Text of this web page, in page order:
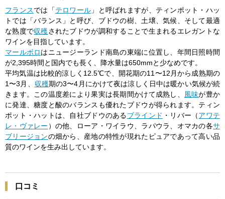
フランスでは「テロワール 」と呼ばれますが、ティンポット・ハッ
トでは「バランス」と呼び、ブドウの樹、土壌、気候、そして最適
な熟度で収穫されたブドウが調和することで生まれるエレガントな
ワインを目指しています。
マールボロはニュージーランド南島の東端に位置し、年間日照時間
が2,395時間と国内でも長く、降水量は650mmと少なめです。
平均気温は比較的涼しく12.5℃で、開花期の11〜12月から成熟期の
1〜3月、 収穫期の3〜4月にかけて夜は涼しく日中は暖かい気候が続
きます。この温度差により果実は長期間かけて成熟し、 風味が豊か
に発達、糖度と酸のバランスも優れたブドウが得られます。ティン
ポット・ハットは、自社ブドウのあるブラインド ・リバー（アワテ
レ・ヴァレー ）の他、ローア・ワイラウ、ラパウラ、オマカの各サ
ブリージョンの畑から、産地の特性が現れたピュアであって高い品
質のワインを生み出しています。
口コミ